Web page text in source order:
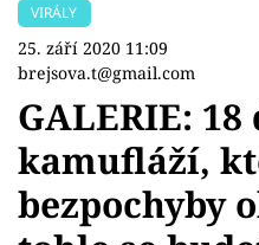
SHOPAHOLICADEL
Témata
Showbyznys
VIRÁLY
25. září 2020 11:09
brejsova.t@gmail.com
GALERIE:
kamufláží,
bezpochyby